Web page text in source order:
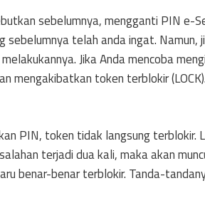
sebelumnya, mengganti PIN e-
sebelumnya telah anda ingat.
Jika Anda mencoba
mengakibatkan token terblokir
PIN, token tidak langsung terblokir.
terjadi dua kali, maka akan
benar-benar terblokir. Tanda-